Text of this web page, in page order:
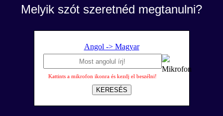
Melyik szót szeretnéd megtanulni?
Angol -> Magyar
Kattints a mikrofon ikonra és kezdj el beszélni!
KERESÉS